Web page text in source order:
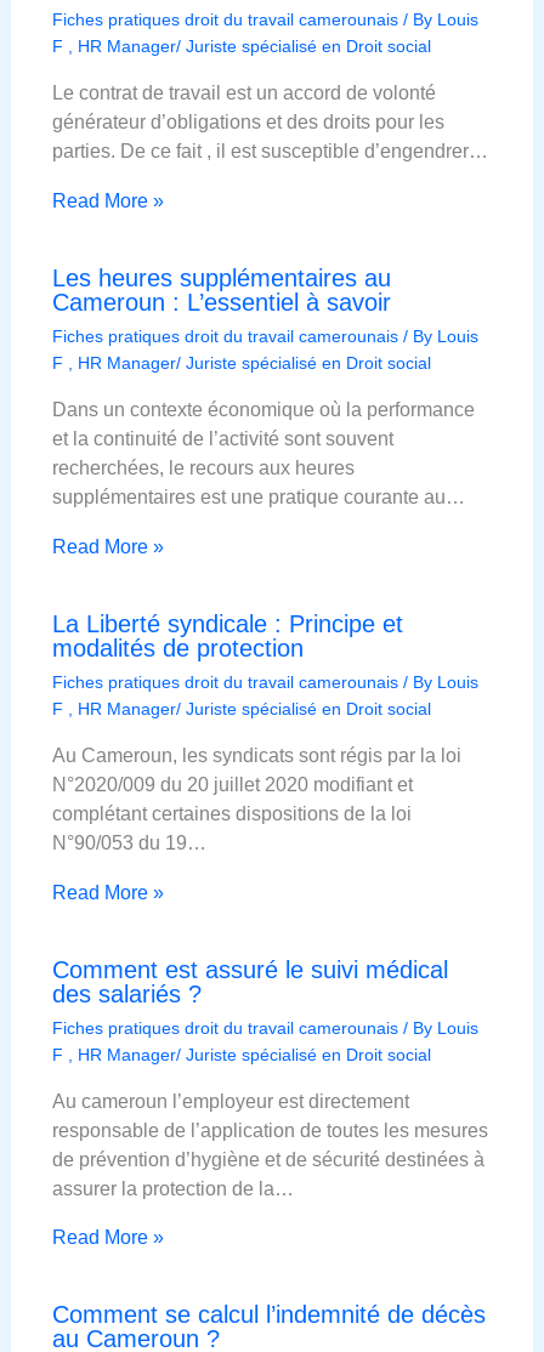
Fiches pratiques droit du travail camerounais/ By Louis
F , HR Manager/ Juriste spécialisé en Droit social
Le contrat de travail est un accord de volonté
générateur d’obligations et des droits pour les
parties. De ce fait , il est susceptible d’engendrer…
Read More »
Les heures supplémentaires au
Cameroun : L’essentiel à savoir
Fiches pratiques droit du travail camerounais/ By Louis
F , HR Manager/ Juriste spécialisé en Droit social
Dans un contexte économique où la performance
et la continuité de l’activité sont souvent
recherchées, le recours aux heures
supplémentaires est une pratique courante au…
Read More »
La Liberté syndicale : Principe et
modalités de protection
Fiches pratiques droit du travail camerounais/ By Louis
F , HR Manager/ Juriste spécialisé en Droit social
Au Cameroun, les syndicats sont régis par la loi
N°2020/009 du 20 juillet 2020 modifiant et
complétant certaines dispositions de la loi
N°90/053 du 19…
Read More »
Comment est assuré le suivi médical
des salariés ?
Fiches pratiques droit du travail camerounais/ By Louis
F , HR Manager/ Juriste spécialisé en Droit social
Au cameroun l’employeur est directement
responsable de l’application de toutes les mesures
de prévention d’hygiène et de sécurité destinées à
assurer la protection de la…
Read More »
Comment se calcul l’indemnité de décès
au Cameroun ?